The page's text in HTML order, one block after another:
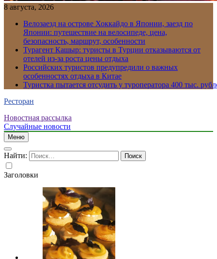
8 августа, 2026
Велозаезд на острове Хоккайдо в Японии, заезд по
Японии: путешествие на велосипеде, цена,
безопасность, маршрут, особенности
Турагент Кашыр: туристы в Турции отказываются от
отелей из-за роста цены отдыха
Российских туристов предупредили о важных
особенностях отдыха в Китае
Туристка пытается отсудить у туроператора 400 тыс.
Ресторан
Новостная рассылка
Случайные новости
Меню
Найти:
Заголовки